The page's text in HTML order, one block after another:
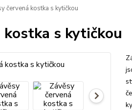
červená kostka s kytičkou
kostka s kytičkou